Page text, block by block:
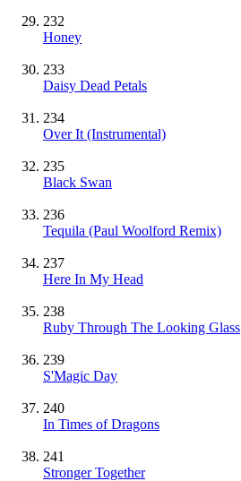
232
Honey
233
Daisy Dead Petals
234
Over It (Instrumental)
235
Black Swan
236
Tequila (Paul Woolford Remix)
237
Here In My Head
238
Ruby Through The Looking Glass
239
S'Magic Day
240
In Times of Dragons
241
Stronger Together